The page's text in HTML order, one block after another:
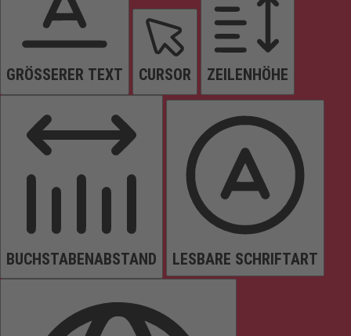
GRÖSSERER TEXT CURSOR ZEILENHÖHE
BUCHSTABENABSTAND LESBARE SCHRIFTART